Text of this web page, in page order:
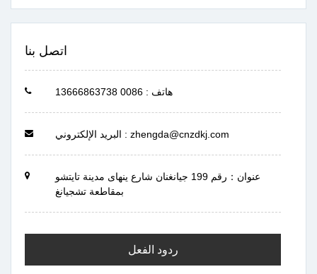
اتصل بنا
هاتف : 0086 13666863738
البريد الإلكتروني : zhengda@cnzdkj.com
عنوان：رقم 199 جيانغنان شارع ينهاى مدينة تايتشو
بمقاطعة تشجيانغ
ردود الفعل